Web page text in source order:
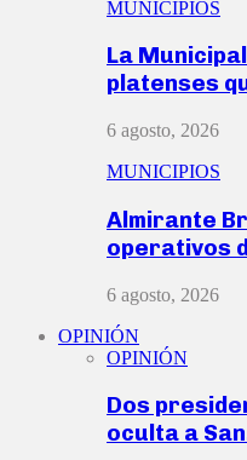
MUNICIPIOS
La
platenses
6 agosto, 2026
MUNICIPIOS
Almirante
operativos
6 agosto, 2026
OPINIÓN
OPINIÓN
Dos
oculta a